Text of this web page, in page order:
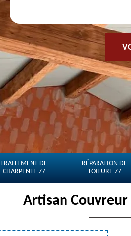
TRAITEMENT DE
CHARPENTE 77
RÉPARATION DE
TOITURE 77
Artisan Couvreur